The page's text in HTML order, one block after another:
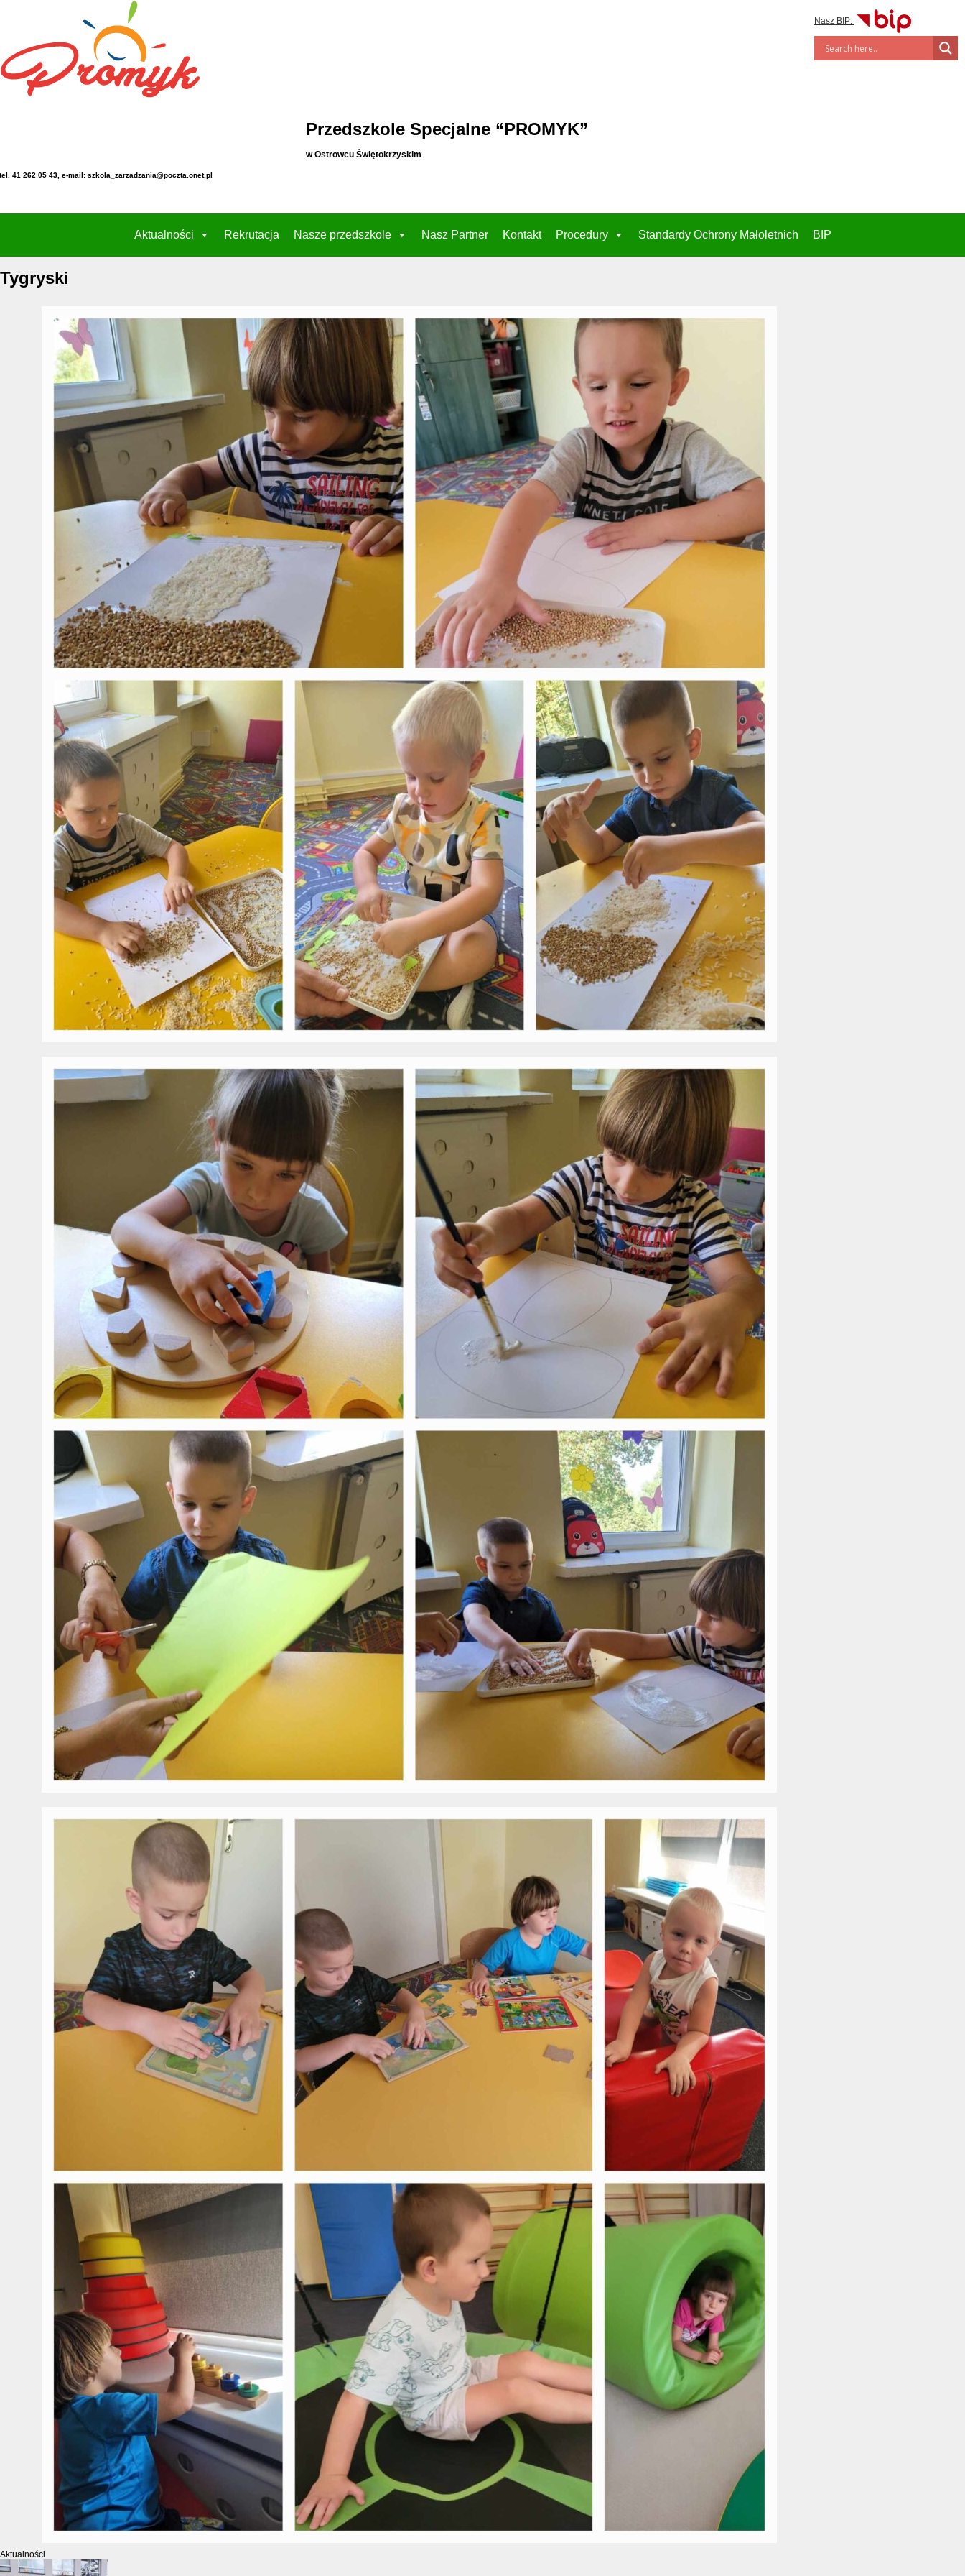
Przedszkole Specjalne “PROMYK”
w Ostrowcu Świętokrzyskim
41 262 05 43, e-mail: szkola_zarzadzania@poczta.onet.pl
Nasz BIP:
Aktualności Rekrutacja Nasze przedszkole Nasz Partner Kontakt Procedury Standardy Ochrony Małoletnich BIP
Tygryski
Aktualności